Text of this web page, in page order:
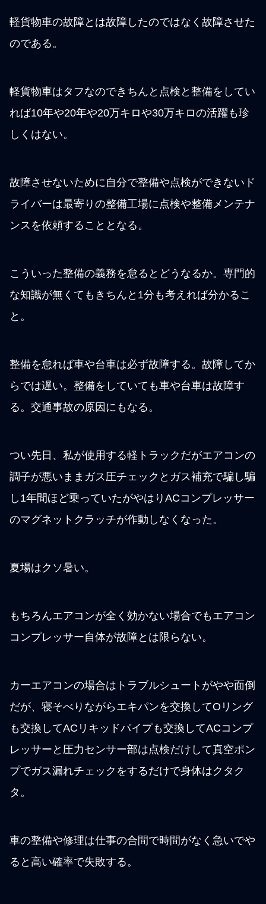
軽貨物車の故障とは故障したのではなく故障させた
のである。
軽貨物車はタフなのできちんと点検と整備をしてい
れば10年や20年や20万キロや30万キロの活躍も珍
しくはない。
故障させないために自分で整備や点検ができないド
ライバーは最寄りの整備工場に点検や整備メンテナ
ンスを依頼することとなる。
こういった整備の義務を怠るとどうなるか。専門的
な知識が無くてもきちんと1分も考えれば分かるこ
と。
整備を怠れば車や台車は必ず故障する。故障してか
らでは遅い。整備をしていても車や台車は故障す
る。交通事故の原因にもなる。
つい先日、私が使用する軽トラックだがエアコンの
調子が悪いままガス圧チェックとガス補充で騙し騙
し1年間ほど乗っていたがやはりACコンプレッサー
のマグネットクラッチが作動しなくなった。
夏場はクソ暑い。
もちろんエアコンが全く効かない場合でもエアコン
コンプレッサー自体が故障とは限らない。
カーエアコンの場合はトラブルシュートがやや面倒
だが、寝そべりながらエキパンを交換してOリング
も交換してACリキッドパイプも交換してACコンプ
レッサーと圧力センサー部は点検だけして真空ポン
プでガス漏れチェックをするだけで身体はクタク
タ。
車の整備や修理は仕事の合間で時間がなく急いでや
ると高い確率で失敗する。